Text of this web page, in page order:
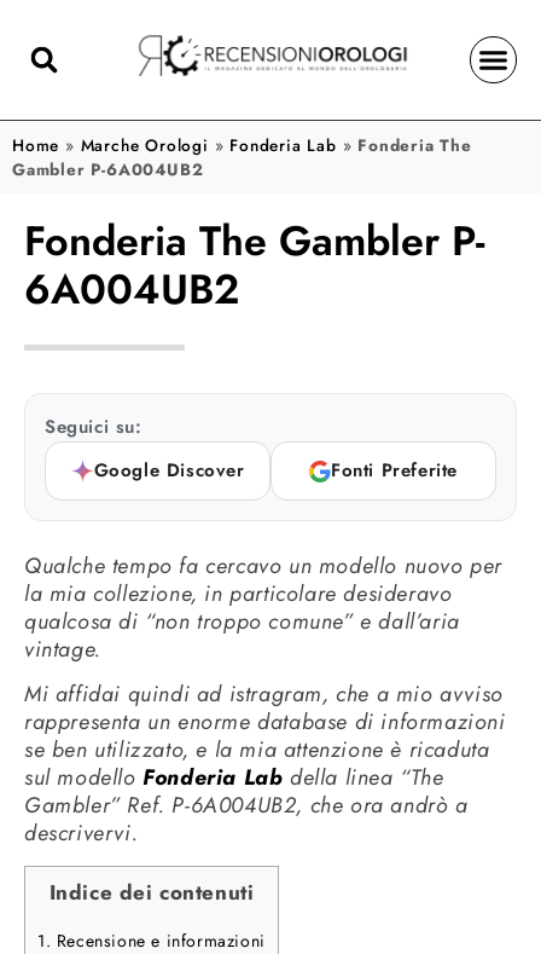
Home » Marche Orologi » Fonderia Lab » Fonderia The
Gambler P-6A004UB2
Fonderia The Gambler P-
6A004UB2
Seguici su:
Google Discover
Fonti Preferite
Qualche tempo fa cercavo un modello nuovo per
la mia collezione, in particolare desideravo
qualcosa di “non troppo comune” e dall’aria
vintage.
Mi affidai quindi ad istragram, che a mio avviso
rappresenta un enorme database di informazioni
se ben utilizzato, e la mia attenzione è ricaduta
sul modelloFonderia Lab della linea “The
Gambler” Ref. P-6A004UB2, che ora andrò a
descrivervi.
Indice dei contenuti
1. Recensione e informazioni